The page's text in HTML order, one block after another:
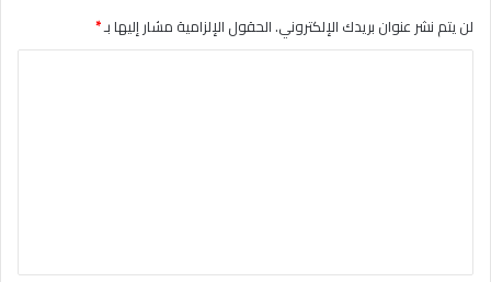
لن يتم نشر عنوان بريدك الإلكتروني.الحقول الإلزامية مشار إليها بـ*